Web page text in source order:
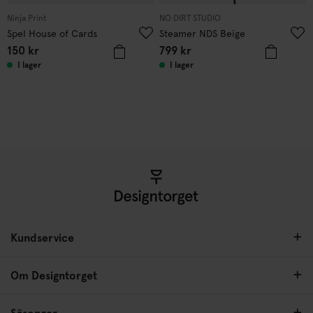
Ninja Print
Spel House of Cards
150 kr
I lager
NO DIRT STUDIO
Steamer NDS Beige
799kr
I lager
Kundservice
Om Designtorget